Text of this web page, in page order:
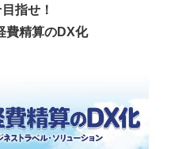
指せ！
費精算のDX化